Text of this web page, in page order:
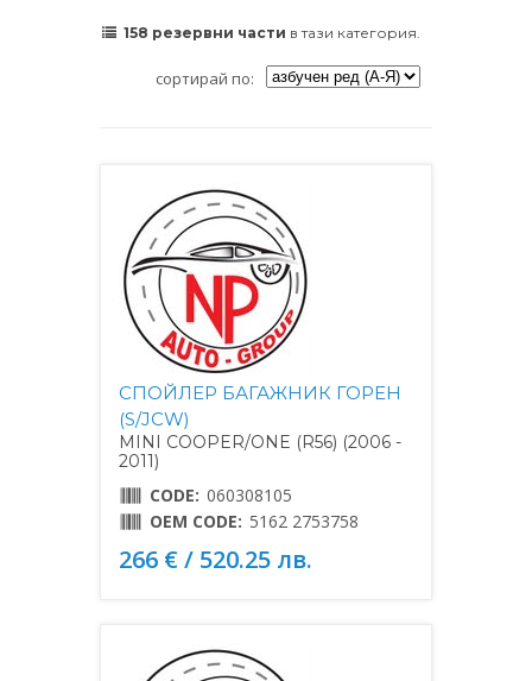
158 резервни части в тази категория.
сортирай по:
СПОЙЛЕР БАГАЖНИК ГОРЕН
(S/JCW)
MINI COOPER/ONE (R56) (2006 -
2011)
CODE: 060308105
OEM CODE: 5162 2753758
266 € / 520.25 лв.